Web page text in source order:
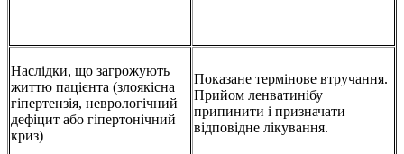
Наслідки, що загрожують
життю пацієнта (злоякісна
гіпертензія, неврологічний
дефіцит або гіпертонічний
криз)
Показане термінове втручання.
Прийом ленватинібу
припинити і призначати
відповідне лікування.